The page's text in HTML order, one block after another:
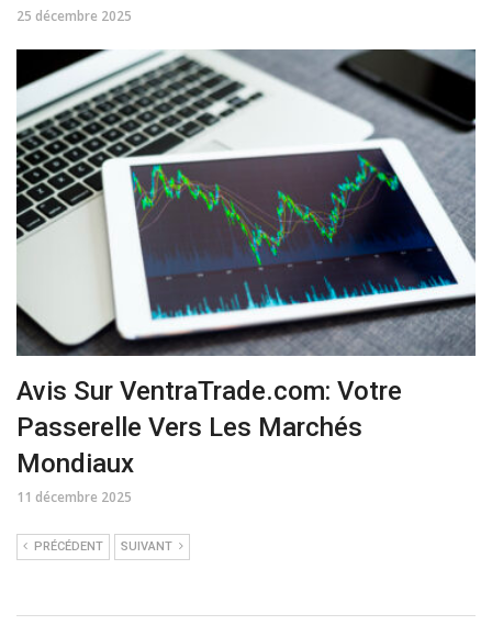
25 décembre 2025
Avis Sur VentraTrade.com: Votre
Passerelle Vers Les Marchés
Mondiaux
11 décembre 2025
PRÉCÉDENT SUIVANT